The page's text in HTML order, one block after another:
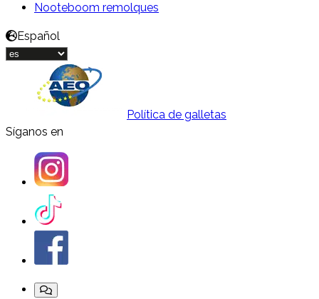
Nooteboom remolques
Español
Política de galletas
Síganos en